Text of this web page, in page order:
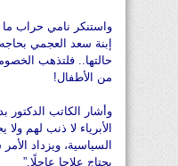
واستنكر نامي حراب
إبنة سعد العجمي
حالتها.. فلتذهب
من الأطفال!
وأشار الكاتب الدكتور
الأبرياء لا ذنب لهم
السياسية، ويزداد
يحتاج علاجا عاجلًا.”